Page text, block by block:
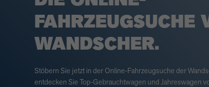
FAHRZEUGSUCHE
WANDSCHER.
Stöbern Sie jetzt in der Online-Fahrzeugsuche der
entdecken Sie Top-Gebrauchtwagen und Jahreswagen